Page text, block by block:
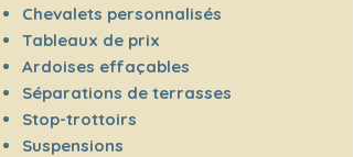
Chevalets personnalisés
Tableaux de prix
Ardoises effaçables
Séparations de terrasses
Stop-trottoirs
Suspensions